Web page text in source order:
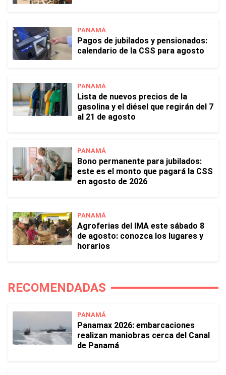
PANAMÁ
Pagos de jubilados y pensionados:
calendario de la CSS para agosto
PANAMÁ
Lista de nuevos precios de la
gasolina y el diésel que regirán del 7
al 21 de agosto
PANAMÁ
Bono permanente para jubilados:
este es el monto que pagará la CSS
en agosto de 2026
PANAMÁ
Agroferias del IMA este sábado 8
de agosto: conozca los lugares y
horarios
RECOMENDADAS
PANAMÁ
Panamax 2026: embarcaciones
realizan maniobras cerca del Canal
de Panamá